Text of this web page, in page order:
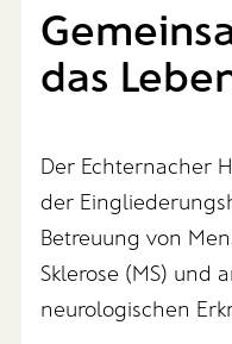
das
Der Echternacher
der
Betreuung von
Sklerose (MS) und
neurologischen